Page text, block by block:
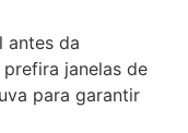
antes da
prefira janelas de
para garantir